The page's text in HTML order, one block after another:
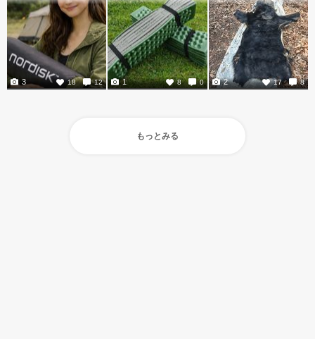
18 12
3 8 0
1 17 8
2
もっとみる